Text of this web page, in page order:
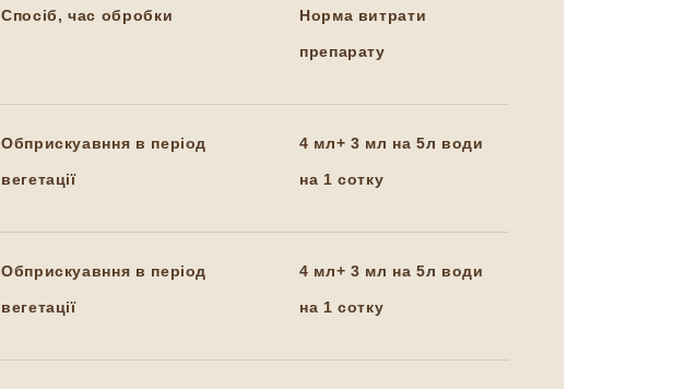
Спосіб, час обробки Норма витрати
препарату
Обприскуавння в період
вегетації
4 мл+ 3 мл на 5л води
на 1 сотку
Обприскуавння в період
вегетації
4 мл+ 3 мл на 5л води
на 1 сотку